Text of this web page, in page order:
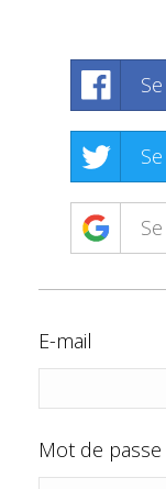
E-mail
Mot de passe